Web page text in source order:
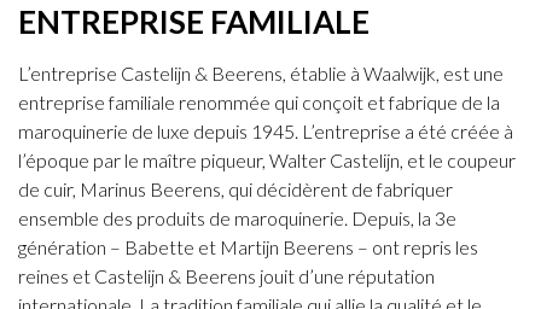
ENTREPRISE FAMILIALE
L’entreprise Castelijn & Beerens, établie à Waalwijk, est une
entreprise familiale renommée qui conçoit et fabrique de la
maroquinerie de luxe depuis 1945. L’entreprise a été créée à
l’époque par le maître piqueur, Walter Castelijn, et le coupeur
de cuir, Marinus Beerens, qui décidèrent de fabriquer
ensemble des produits de maroquinerie. Depuis, la 3e
génération – Babette et Martijn Beerens – ont repris les
reines et Castelijn & Beerens jouit d’une réputation
internationale. La tradition familiale qui allie la qualité et le